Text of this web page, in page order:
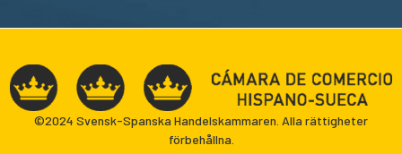
©2024 Svensk-Spanska Handelskammaren. Alla rättigheter
förbehållna.